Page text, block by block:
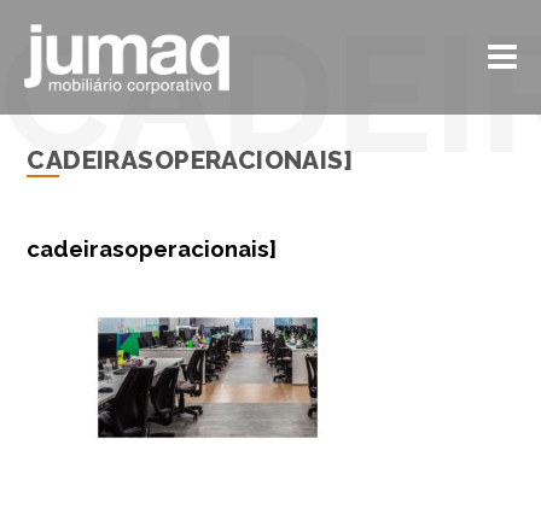
CADEIRASOPERACIONAIS]
cadeirasoperacionais]